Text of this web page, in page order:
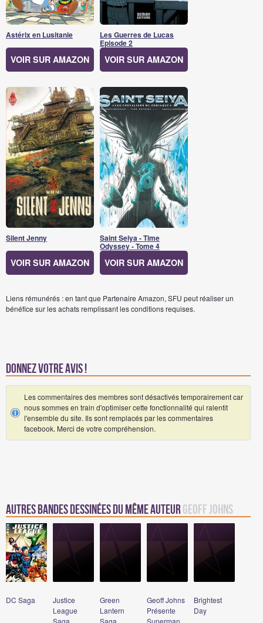
Astérix en Lusitanie
VOIR SUR AMAZON
Les Guerres de Lucas
Episode 2
VOIR SUR AMAZON
Silent Jenny
VOIR SUR AMAZON
Saint Seiya - Time
Odyssey - Tome 4
VOIR SUR AMAZON
Liens rémunérés : en tant que Partenaire Amazon, SFU peut réaliser un
bénéfice sur les achats remplissant les conditions requises.
Donnez votre avis !
Les commentaires des membres sont désactivés temporairement car
nous sommes en train d'optimiser cette fonctionnalité qui ralentit
l'ensemble du site. Ils sont remplacés par les commentaires
facebook. Merci de votre compréhension.
Autres Bandes Dessinées du même auteurGeoff Johns
DC Saga
Justice
League
Saga
Green
Lantern
Saga
Geoff Johns
Présente
Superman
Brightest
Day